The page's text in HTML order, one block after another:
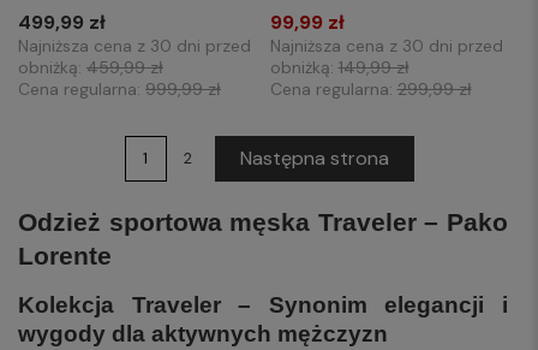
499,99 zł
Najniższa cena z 30 dni przed
obniżką: 459,99 zł
Cena regularna: 999,99 zł
99,99 zł
Najniższa cena z 30 dni przed
obniżką:149,99 zł
Cena regularna:299,99 zł
1 2 Następna strona
Odzież sportowa męska Traveler – Pako
Lorente
Kolekcja Traveler – Synonim elegancji i
wygody dla aktywnych mężczyzn